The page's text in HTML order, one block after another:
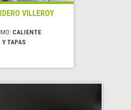
VILLEROY
CALIENTE
TAPAS